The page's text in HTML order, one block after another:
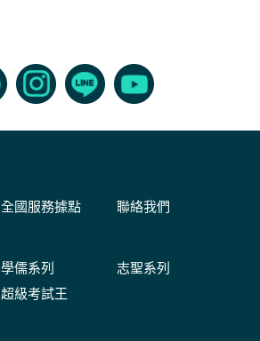
全國服務據點 聯絡我們
學儒系列
志聖系列
超級考試王